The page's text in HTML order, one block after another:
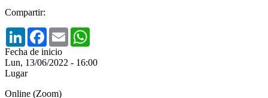
Compartir:
LinkedInFacebook
Email
Fecha de inicio
Lun, 13/06/2022 - 16:00
Lugar
Online (Zoom)